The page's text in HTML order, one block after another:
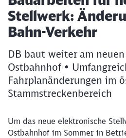
Stellwerk:
Bahn-Verkehr
DB baut weiter am
Ostbahnhof •
Fahrplanänderungen im
Stammstreckenbereich
Um das neue elektronische
Ostbahnhof im Sommer in